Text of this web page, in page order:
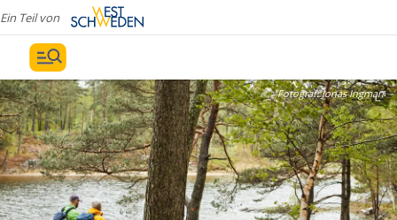
Ein Teil von
Fotograf:Jonas Ingman